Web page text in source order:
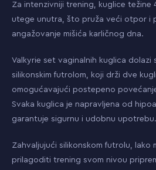
Za intenzivniji trening, kuglice težine
utege unutra, što pruža veći otpor i
angažovanje mišića karličnog dna.
Valkyrie set vaginalnih kuglica dolazi
silikonskim futrolom, koji drži dve
omogućavajući postepeno
Svaka kuglica je napravljena od
garantuje sigurnu i udobnu upotrebu.
Zahvaljujući silikonskom futrolu, lako
prilagoditi trening svom nivou